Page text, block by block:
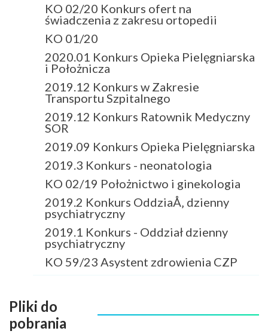
KO 02/20 Konkurs ofert na
świadczenia z zakresu ortopedii
KO 01/20
2020.01 Konkurs Opieka Pielęgniarska
i Położnicza
2019.12 Konkurs w Zakresie
Transportu Szpitalnego
2019.12 Konkurs Ratownik Medyczny
SOR
2019.09 Konkurs Opieka Pielęgniarska
2019.3 Konkurs - neonatologia
KO 02/19 Położnictwo i ginekologia
2019.2 Konkurs OddziaÅ‚ dzienny
psychiatryczny
2019.1 Konkurs - Oddział dzienny
psychiatryczny
KO 59/23 Asystent zdrowienia CZP
Pliki do
pobrania